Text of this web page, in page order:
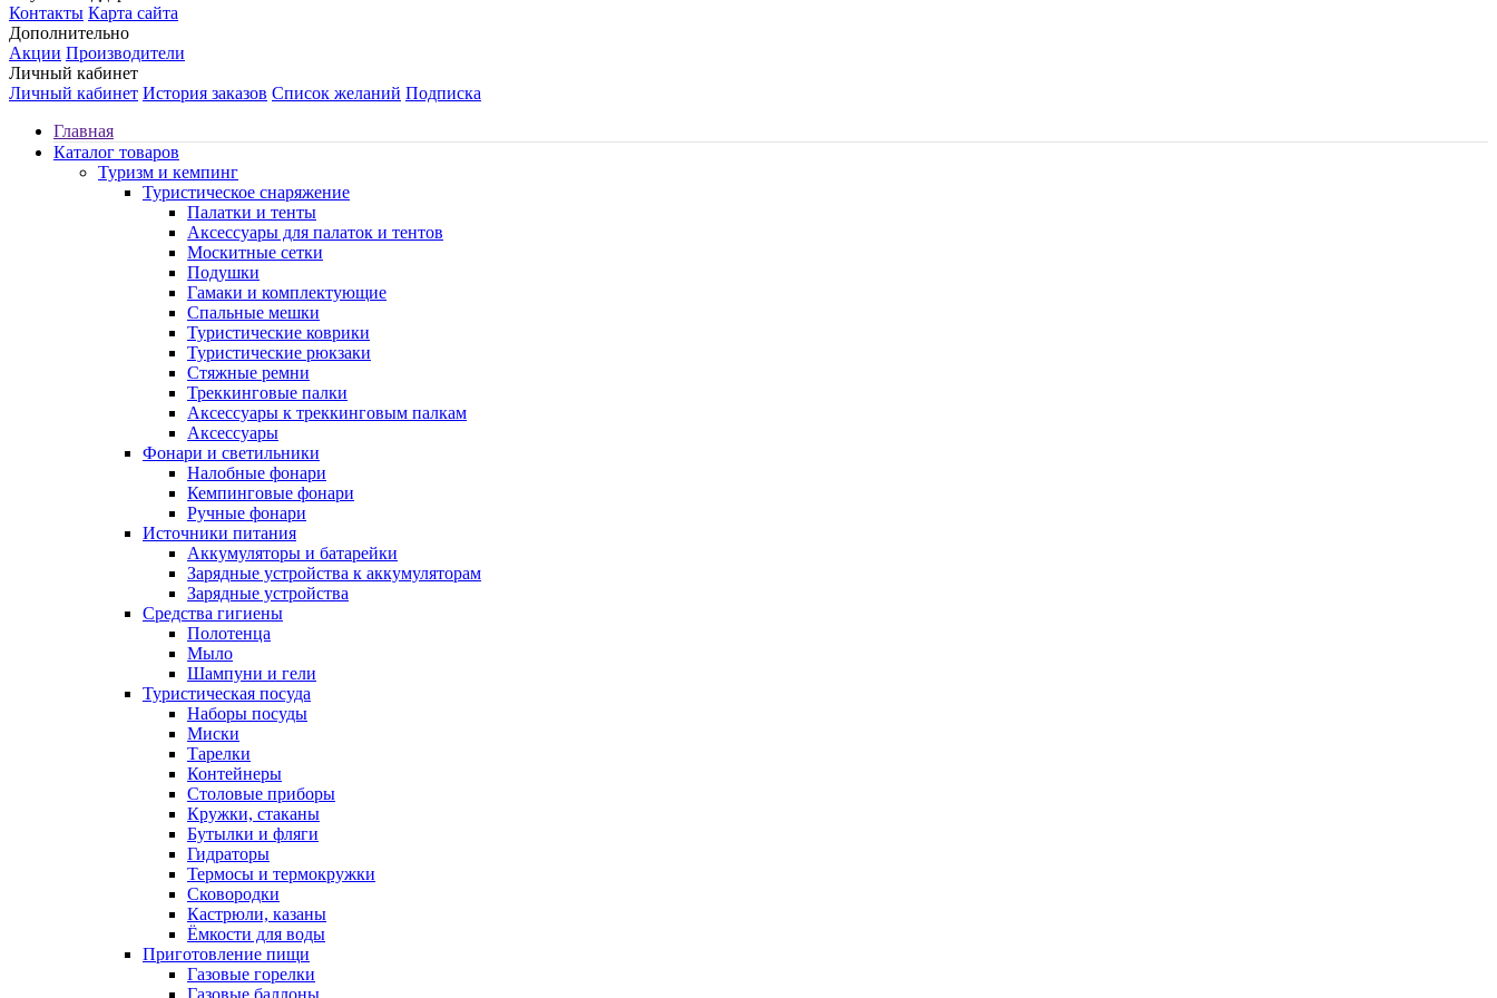
Контакты Карта сайта
Дополнительно
Акции Производители
Личный кабинет
Личный кабинет История заказов Список желаний Подписка
Главная
Каталог товаров
Туризм и кемпинг
Туристическое снаряжение
Палатки и тенты
Аксессуары для палаток и тентов
Москитные сетки
Подушки
Гамаки и комплектующие
Спальные мешки
Туристические коврики
Туристические рюкзаки
Стяжные ремни
Треккинговые палки
Аксессуары к треккинговым палкам
Аксессуары
Фонари и светильники
Налобные фонари
Кемпинговые фонари
Ручные фонари
Источники питания
Аккумуляторы и батарейки
Зарядные устройства к аккумуляторам
Зарядные устройства
Средства гигиены
Полотенца
Мыло
Шампуни и гели
Туристическая посуда
Наборы посуды
Миски
Тарелки
Контейнеры
Столовые приборы
Кружки, стаканы
Бутылки и фляги
Гидраторы
Термосы и термокружки
Сковородки
Кастрюли, казаны
Ёмкости для воды
Приготовление пищи
Газовые горелки